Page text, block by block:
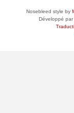
Nosebleed style by
Développé par